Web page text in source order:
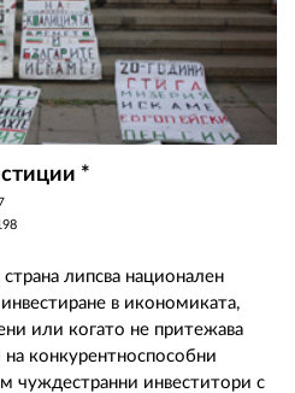
*
липсва национален
в икономиката,
или когато не притежава
на конкурентноспособни
чуждестранни инвеститори с